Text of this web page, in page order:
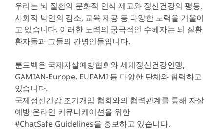
우리는 뇌 질환의 문화적 인식 제고와 정신건강의 평등,
사회적 낙인의 감소, 교육 제공 등 다양한 노력을 기울이
고 있습니다. 이러한 노력의 궁극적인 수혜자는 뇌 질환
환자들과 그들의 간병인들입니다.
룬드벡은 국제자살예방협회와 세계정신건강연맹,
GAMIAN-Europe, EUFAMI 등 다양한 단체와 협력하고
있습니다.
국제정신건강 조기개입 협회와의 협력관계를 통해 자살
예방 온라인 커뮤니케이션을 위한
#ChatSafe Guidelines을 홍보하고 있습니다.